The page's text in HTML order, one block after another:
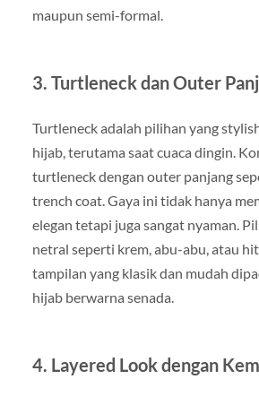
maupun semi-formal.
3. Turtleneck dan Outer
Turtleneck adalah pilihan yang
hijab, terutama saat cuaca dingin.
turtleneck dengan outer panjang
trench coat. Gaya ini tidak hanya
elegan tetapi juga sangat nyaman.
netral seperti krem, abu-abu, atau
tampilan yang klasik dan mudah
hijab berwarna senada.
4. Layered Look dengan